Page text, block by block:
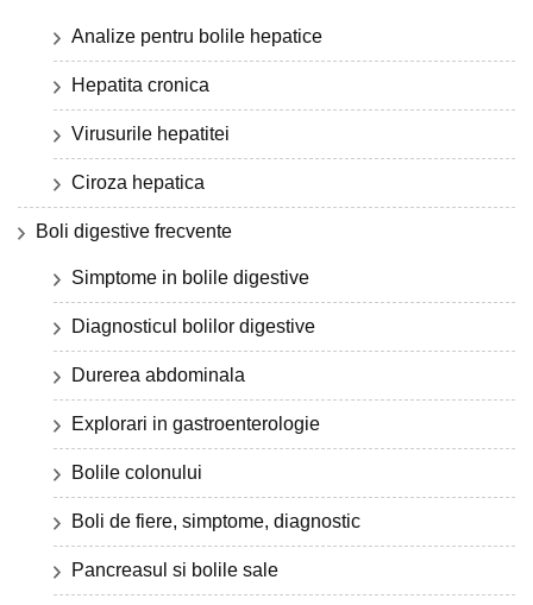
Analize pentru bolile hepatice
Hepatita cronica
Virusurile hepatitei
Ciroza hepatica
Boli digestive frecvente
Simptome in bolile digestive
Diagnosticul bolilor digestive
Durerea abdominala
Explorari in gastroenterologie
Bolile colonului
Boli de fiere, simptome, diagnostic
Pancreasul si bolile sale